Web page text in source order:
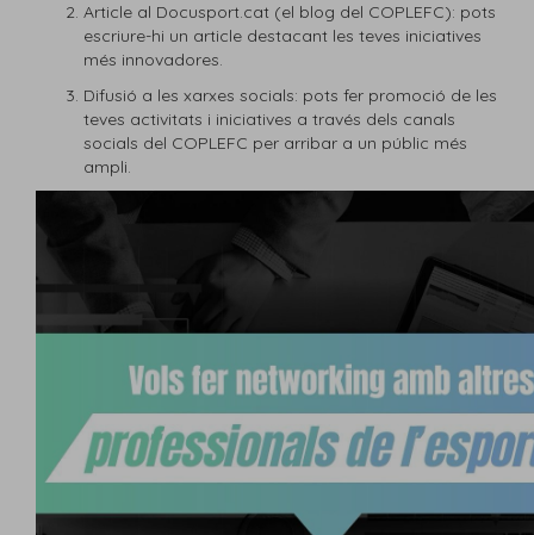
Article al Docusport.cat (el blog del COPLEFC): pots
escriure-hi un article destacant les teves iniciatives
més innovadores.
Difusió a les xarxes socials: pots fer promoció de les
teves activitats i iniciatives a través dels canals
socials del COPLEFC per arribar a un públic més
ampli.